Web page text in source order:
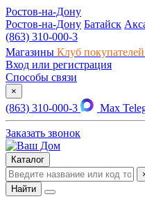
Ростов-на-Дону
Ростов-на-Дону Батайск
(863) 310-000-3
Магазины Клуб покупателей
Вход или регистрация
Способы связи
×
(863) 310-000-3 Max
Заказать звонок
Каталог
Найти